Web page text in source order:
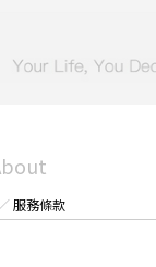
／服務條款